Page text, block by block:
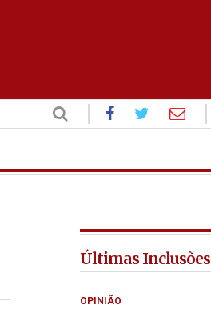
Últimas Inclusões
OPINIÃO